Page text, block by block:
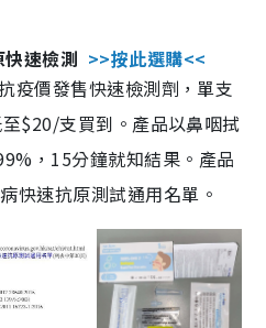
速檢測 >>按此選購<<
疫價發售快速檢測劑，單支
$20/支買到。產品以鼻咽拭
，15分鐘就知結果。產品
快速抗原測試通用名單。